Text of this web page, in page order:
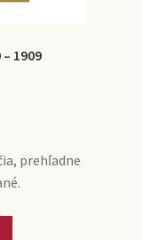
1909
prehľadne